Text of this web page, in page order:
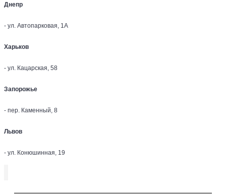
Днепр
- ул. Автопарковая, 1А
Харьков
- ул. Кацарская, 58
Запорожье
- пер. Каменный, 8
Львов
- ул. Конюшинная, 19